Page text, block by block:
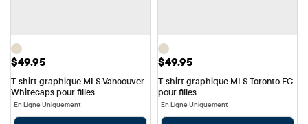
Prix: $49.95
$49.95
T-shirt graphique MLS Vancouver
Whitecaps pour filles
En Ligne Uniquement
Prix: $49.95
$49.95
T-shirt graphique MLS Toronto FC
pour filles
En Ligne Uniquement